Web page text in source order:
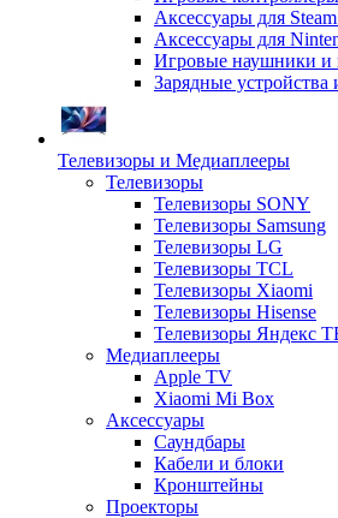
Аксессуары для
Аксессуары для
Игровые наушники и
Зарядные устройства
Телевизоры и Медиаплееры
Телевизоры
Телевизоры SONY
Телевизоры Samsung
Телевизоры LG
Телевизоры TCL
Телевизоры Xiaomi
Телевизоры Hisense
Телевизоры Яндекс
Медиаплееры
Apple TV
Xiaomi Mi Box
Аксессуары
Саундбары
Кабели и блоки
Кронштейны
Проекторы